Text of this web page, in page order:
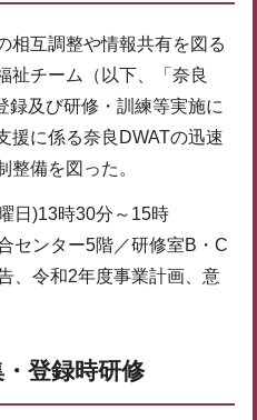
相互調整や情報共有を図る
祉チーム（以下、「奈良
録及び研修・訓練等実施に
援に係る奈良DWATの迅速
整備を図った。
日)13時30分～15時
センター5階／研修室B・C
、令和2年度事業計画、意
登録時研修